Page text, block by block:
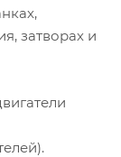
затворах и